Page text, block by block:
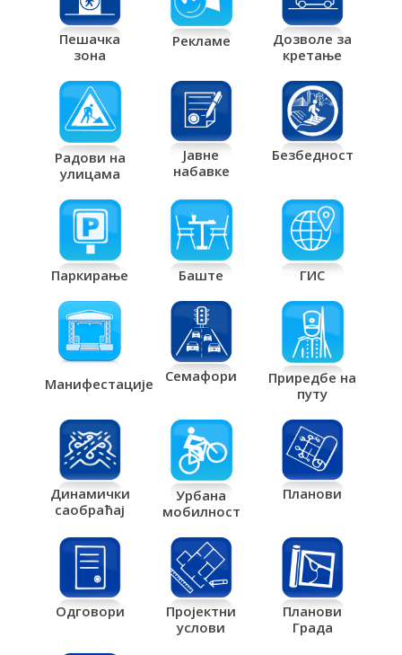
Пешачка
зона
Рекламе
Дозволе за
кретање
Радови на
улицама
Јавне
набавке
Безбедност
Паркирање Баште ГИС
Манифестације Семафори
Приредбе на
путу
Динамички
саобраћај
Урбана
мобилност
Планови
Одговори
Пројектни
услови
Планови
Града